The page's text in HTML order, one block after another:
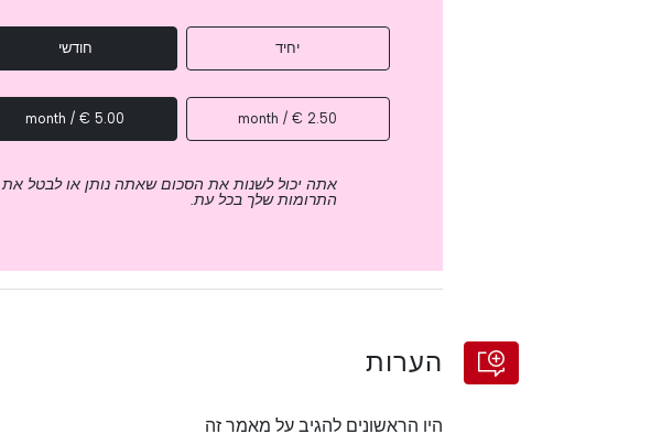
יחיד חודשי
2.50 € / month
5.00 € / month
אתה יכול לשנות את הסכום שאתה נותן או לבטל את
התרומות שלך בכל עת.
הערות
היו הראשונים להגיב על מאמר זה